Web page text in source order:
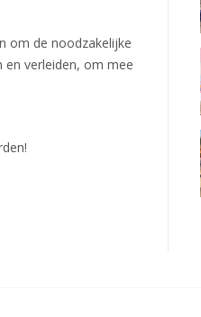
om de noodzakelijke
en verleiden, om mee